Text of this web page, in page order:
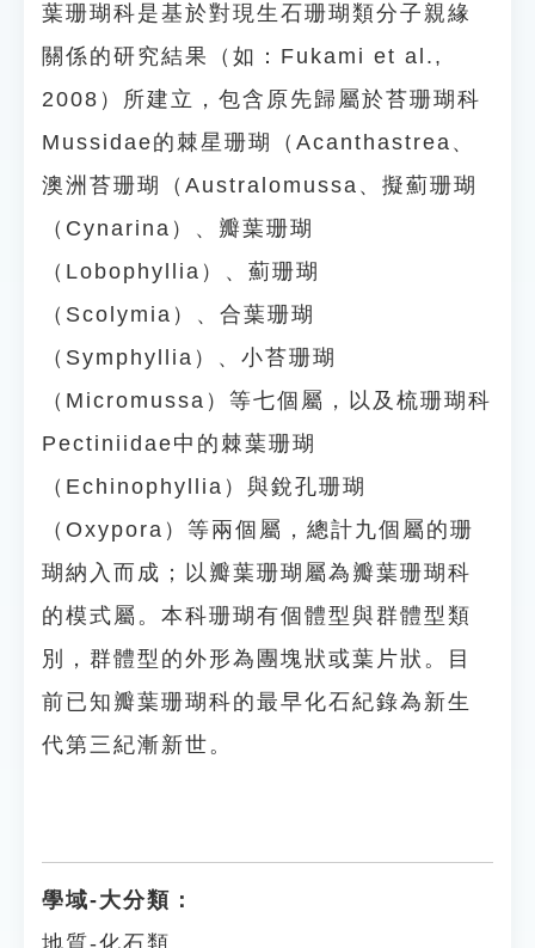
葉珊瑚科是基於對現生石珊瑚類分子親緣
關係的研究結果（如：Fukami et al.,
2008）所建立，包含原先歸屬於苔珊瑚科
Mussidae的棘星珊瑚（Acanthastrea、
澳洲苔珊瑚（Australomussa、擬薊珊瑚
（Cynarina）、瓣葉珊瑚
（Lobophyllia）、薊珊瑚
（Scolymia）、合葉珊瑚
（Symphyllia）、小苔珊瑚
（Micromussa）等七個屬，以及梳珊瑚科
Pectiniidae中的棘葉珊瑚
（Echinophyllia）與銳孔珊瑚
（Oxypora）等兩個屬，總計九個屬的珊
瑚納入而成；以瓣葉珊瑚屬為瓣葉珊瑚科
的模式屬。本科珊瑚有個體型與群體型類
別，群體型的外形為團塊狀或葉片狀。目
前已知瓣葉珊瑚科的最早化石紀錄為新生
代第三紀漸新世。
學域-大分類：
地質-化石類